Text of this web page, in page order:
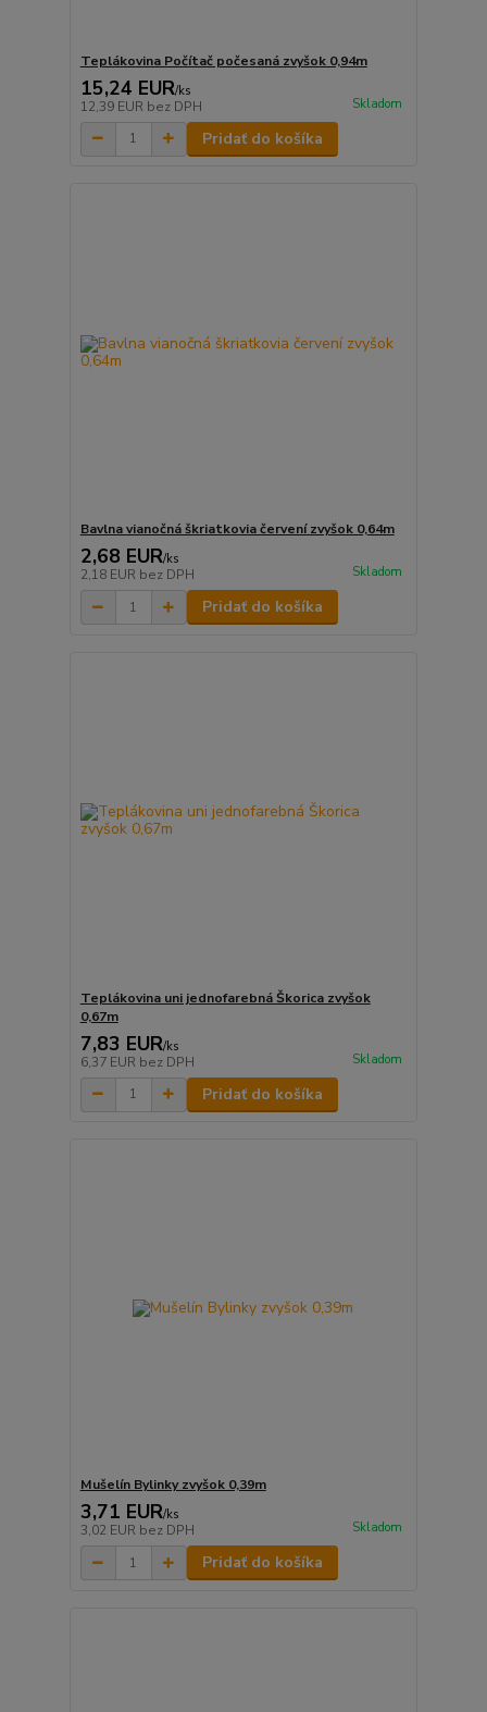
Teplákovina Počítač počesaná zvyšok 0,94m
15,24 EUR/ks
12,39 EUR bez DPH Skladom
Pridať do košíka
Bavlna vianočná škriatkovia červení zvyšok 0,64m
2,68 EUR/ks
2,18 EUR bez DPH Skladom
Pridať do košíka
Teplákovina uni jednofarebná Škorica zvyšok
0,67m
7,83 EUR/ks
6,37 EUR bez DPH Skladom
Pridať do košíka
Mušelín Bylinky zvyšok 0,39m
3,71 EUR/ks
3,02 EUR bez DPH Skladom
Pridať do košíka